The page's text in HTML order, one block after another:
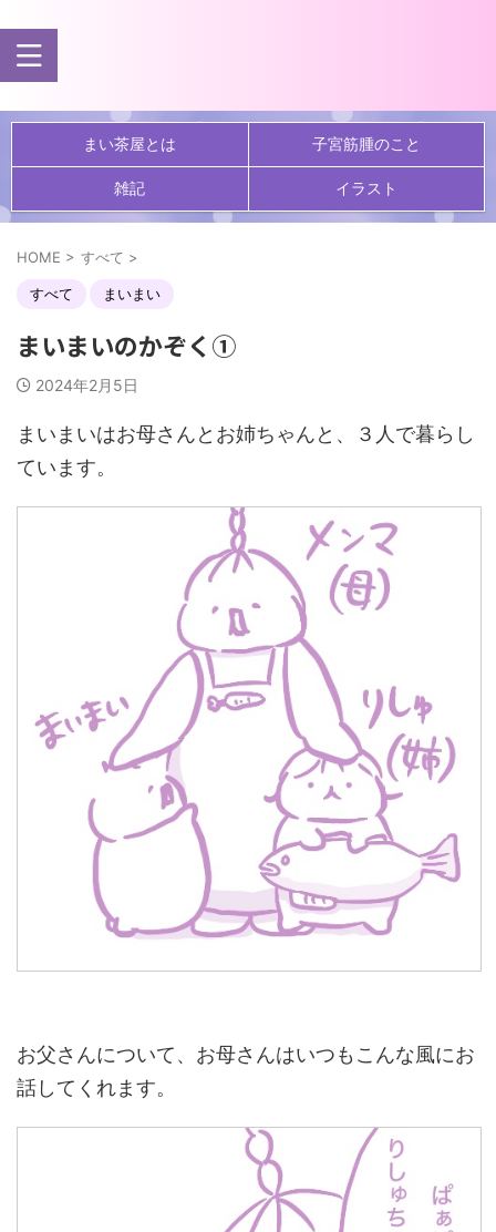
まい茶屋とは 子宮筋腫のこと
雑記 イラスト
HOME > すべて >
すべて まいまい
まいまいのかぞく①
2024年2月5日
まいまいはお母さんとお姉ちゃんと、３人で暮らし
ています。
お父さんについて、お母さんはいつもこんな風にお
話してくれます。